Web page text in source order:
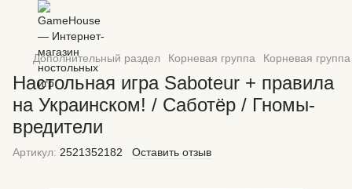
Дополнительный раздел Корневая группа Корневая
Настольная игра Saboteur + правила
на Украинском! / Саботёр / Гномы-
вредители
Артикул: 2521352182 Оставить отзыв